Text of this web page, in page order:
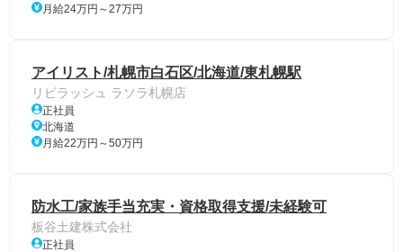
月給24万円～27万円
アイリスト/札幌市白石区/北海道/東札幌駅
リビラッシュ ラソラ札幌店
正社員
北海道
月給22万円～50万円
防水工/家族手当充実・資格取得支援/未経験可
板谷土建株式会社
正社員